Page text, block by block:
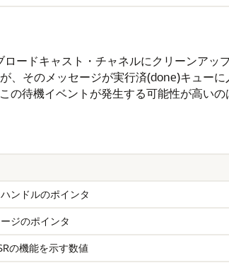
ードキャスト・チャネルにクリーンア
、そのメッセージが実行済(done)キュー
待機イベントが発生する可能性が高い
ンドルのポインタ
ジのポインタ
の機能を示す数値